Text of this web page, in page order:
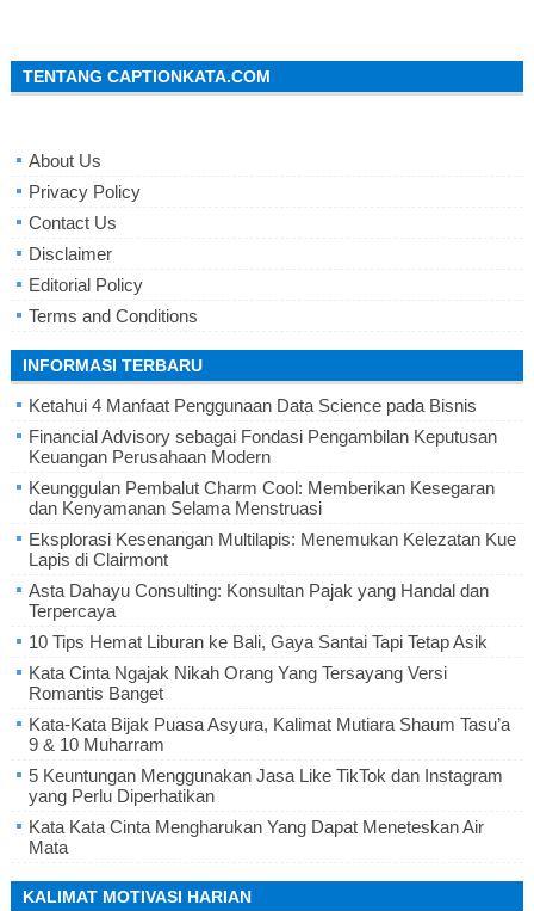
TENTANG CAPTIONKATA.COM
About Us
Privacy Policy
Contact Us
Disclaimer
Editorial Policy
Terms and Conditions
INFORMASI TERBARU
Ketahui 4 Manfaat Penggunaan Data Science pada Bisnis
Financial Advisory sebagai Fondasi Pengambilan Keputusan
Keuangan Perusahaan Modern
Keunggulan Pembalut Charm Cool: Memberikan Kesegaran
dan Kenyamanan Selama Menstruasi
Eksplorasi Kesenangan Multilapis: Menemukan Kelezatan Kue
Lapis di Clairmont
Asta Dahayu Consulting: Konsultan Pajak yang Handal dan
Terpercaya
10 Tips Hemat Liburan ke Bali, Gaya Santai Tapi Tetap Asik
Kata Cinta Ngajak Nikah Orang Yang Tersayang Versi
Romantis Banget
Kata-Kata Bijak Puasa Asyura, Kalimat Mutiara Shaum Tasu’a
9 & 10 Muharram
5 Keuntungan Menggunakan Jasa Like TikTok dan Instagram
yang Perlu Diperhatikan
Kata Kata Cinta Mengharukan Yang Dapat Meneteskan Air
Mata
KALIMAT MOTIVASI HARIAN